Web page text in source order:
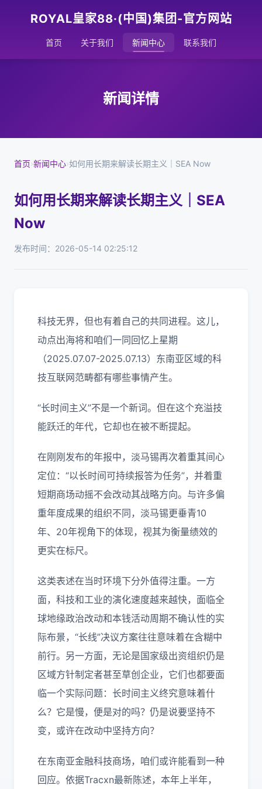
ROYAL皇家88·(中国)集团-官方网站
首页 关于我们 新闻中心 联系我们
新闻详情
首页›新闻中心›如何用长期来解读长期主义｜SEA Now
如何用长期来解读长期主义｜SEA
Now
发布时间：2026-05-14 02:25:12
科技无界，但也有着自己的共同进程。这儿，
动点出海将和咱们一同回忆上星期
（2025.07.07-2025.07.13）东南亚区域的科
技互联网范畴都有哪些事情产生。
“长时间主义”不是一个新词。但在这个充溢技
能跃迁的年代，它却也在被不断提起。
在刚刚发布的年报中，淡马锡再次着重其间心
定位：“以长时间可持续报答为任务”，并着重
短期商场动摇不会改动其战略方向。与许多偏
重年度成果的组织不同，淡马锡更垂青10
年、20年视角下的体现，视其为衡量绩效的
更实在标尺。
这类表述在当时环境下分外值得注重。一方
面，科技和工业的演化速度越来越快，面临全
球地缘政治改动和本钱活动周期不确认性的实
际布景，“长线”决议方案往往意味着在含糊中
前行。另一方面，无论是国家级出资组织仍是
区域方针制定者甚至草创企业，它们也都要面
临一个实际问题：长时间主义终究意味着什
么？它是慢，便是对的吗？仍是说要坚持不
变，或许在改动中坚持方向？
在东南亚金融科技商场，咱们或许能看到一种
回应。依据Tracxn最新陈述，本年上半年，